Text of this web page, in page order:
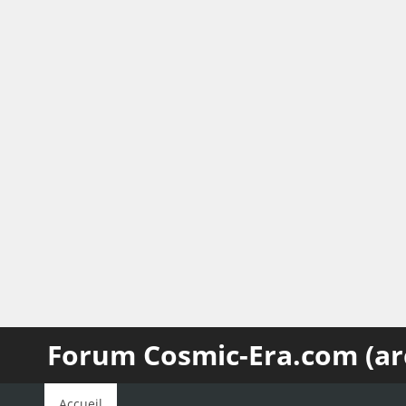
Forum Cosmic-Era.com